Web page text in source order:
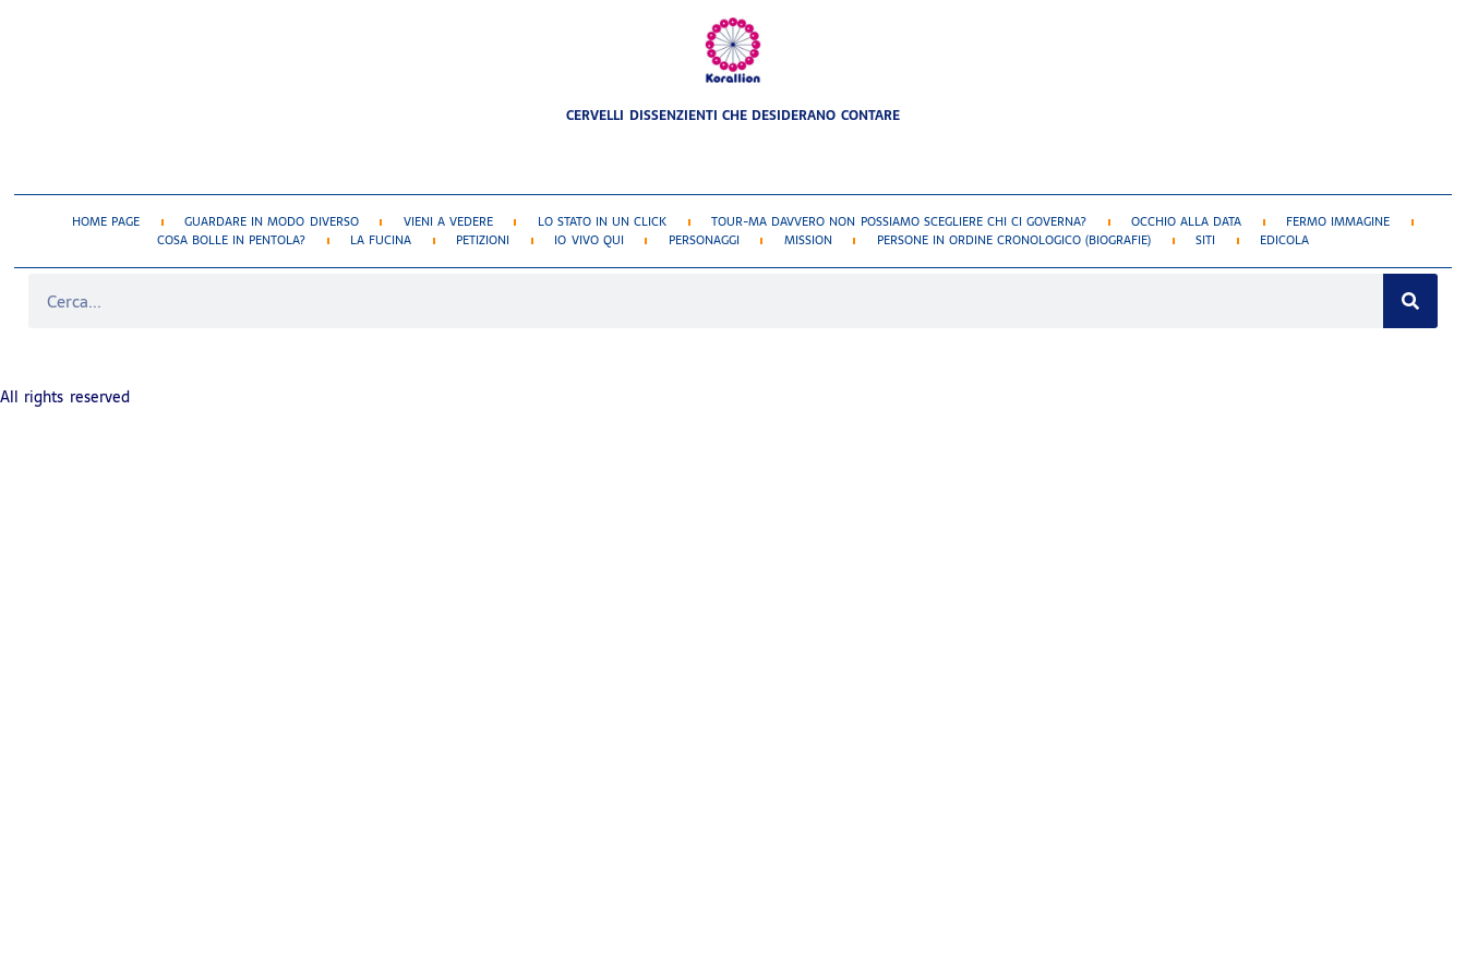
CERVELLI DISSENZIENTI CHE DESIDERANO CONTARE
HOME PAGE GUARDARE IN MODO DIVERSO VIENI A VEDERE LO STATO IN UN CLICK TOUR-MA DAVVERO NON POSSIAMO SCEGLIERE CHI CI GOVERNA? OCCHIO ALLA DATA
FERMO IMMAGINE
COSA BOLLE IN PENTOLA?
LA FUCINA PETIZIONI IO VIVO QUI PERSONAGGI MISSION PERSONE IN ORDINE CRONOLOGICO (BIOGRAFIE) SITI EDICOLA
All rights reserved